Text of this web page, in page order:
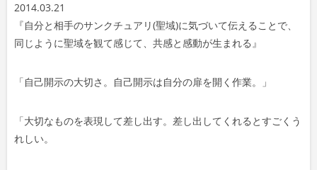
ー
ヤ
ー
2014.03.21
『自分と相手のサンクチュアリ(聖域)に気づいて伝えることで、
同じように聖域を観て感じて、共感と感動が生まれる』
「自己開示の大切さ。 自己開示は自分の扉を開く作業。 」
「大切なものを表現して差し出す。 差し出してくれるとすごくう
れしい。